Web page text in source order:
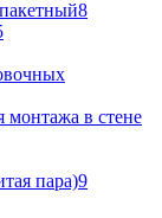
8
монтажа в стене
пара)9